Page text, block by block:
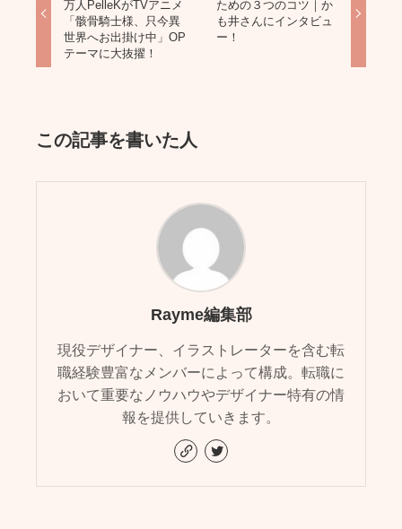
万人PelleKがTVアニメ
「骸骨騎士様、只今異
世界へお出掛け中」OP
テーマに大抜擢！
ための３つのコツ｜か
も井さんにインタビュ
ー！
この記事を書いた人
Rayme編集部
現役デザイナー、イラストレーターを含む転
職経験豊富なメンバーによって構成。転職に
おいて重要なノウハウやデザイナー特有の情
報を提供していきます。